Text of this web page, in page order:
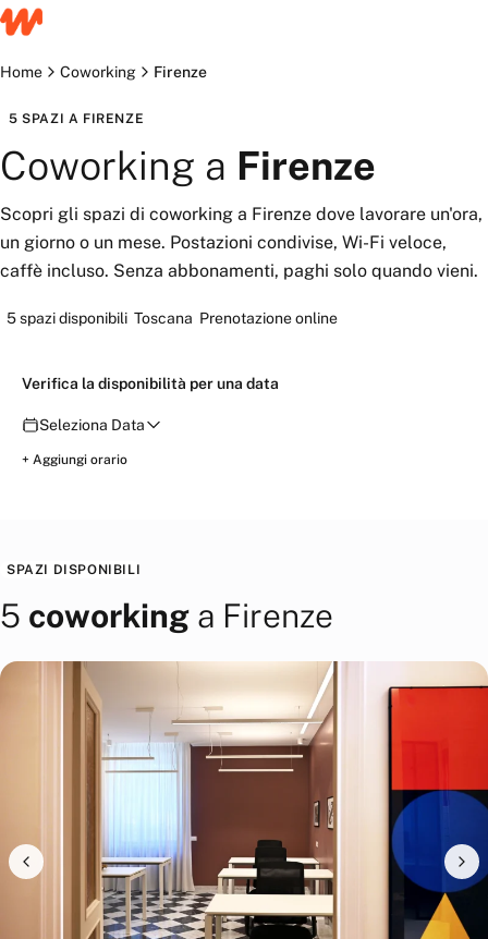
Home Coworking Firenze
5 SPAZI A FIRENZE
Coworking a Firenze
Scopri gli spazi di coworking a Firenze dove lavorare un'ora,
un giorno o un mese. Postazioni condivise, Wi-Fi veloce,
caffè incluso. Senza abbonamenti, paghi solo quando vieni.
5spazi disponibili Toscana Prenotazione online
Verifica la disponibilità per una data
Seleziona Data
+ Aggiungi orario
SPAZI DISPONIBILI
5 coworking a Firenze